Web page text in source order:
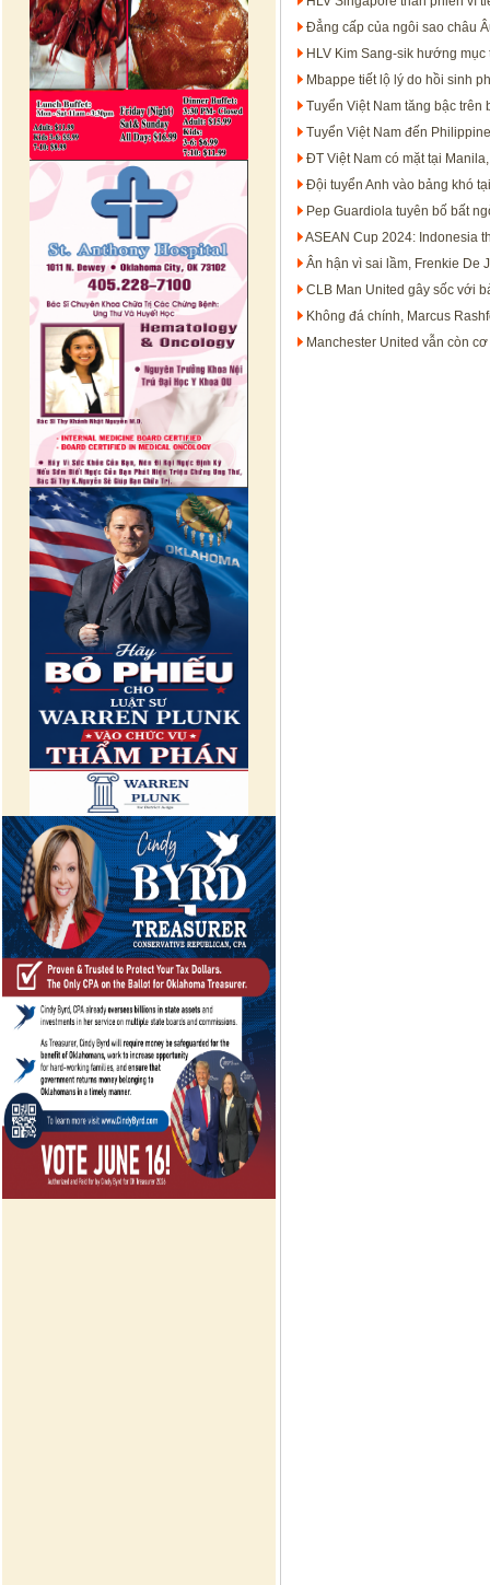
Đẳng cấp của ngôi sao châu
HLV Kim Sang-sik hướng
Mbappe tiết lộ lý do hồi sinh
Tuyển Việt Nam tăng bậc trên
Tuyển Việt Nam đến
ĐT Việt Nam có mặt tại
Đội tuyển Anh vào bảng khó
Pep Guardiola tuyên bố bất
ASEAN Cup 2024: Indonesia
Ân hận vì sai lầm, Frenkie De
CLB Man United gây sốc với
Không đá chính, Marcus
Manchester United vẫn còn